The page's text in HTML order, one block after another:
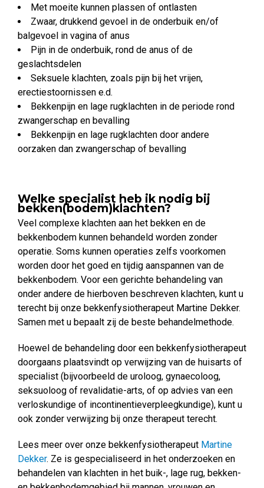
Met moeite kunnen plassen of ontlasten
Zwaar, drukkend gevoel in de onderbuik en/of
balgevoel in vagina of anus
Pijn in de onderbuik, rond de anus of de
geslachtsdelen
Seksuele klachten, zoals pijn bij het vrijen,
erectiestoornissen e.d.
Bekkenpijn en lage rugklachten in de periode rond
zwangerschap en bevalling
Bekkenpijn en lage rugklachten door andere
oorzaken dan zwangerschap of bevalling
Welke specialist heb ik nodig bij
bekken(bodem)klachten?
Veel complexe klachten aan het bekken en de
bekkenbodem kunnen behandeld worden zonder
operatie. Soms kunnen operaties zelfs voorkomen
worden door het goed en tijdig aanspannen van de
bekkenbodem. Voor een gerichte behandeling van
onder andere de hierboven beschreven klachten, kunt u
terecht bij onze bekkenfysiotherapeut Martine Dekker.
Samen met u bepaalt zij de beste behandelmethode.
Hoewel de behandeling door een bekkenfysiotherapeut
doorgaans plaatsvindt op verwijzing van de huisarts of
specialist (bijvoorbeeld de uroloog, gynaecoloog,
seksuoloog of revalidatie-arts, of op advies van een
verloskundige of incontinentieverpleegkundige), kunt u
ook zonder verwijzing bij onze therapeut terecht.
Lees meer over onze bekkenfysiotherapeut Martine
Dekker. Ze is gespecialiseerd in het onderzoeken en
behandelen van klachten in het buik-, lage rug, bekken-